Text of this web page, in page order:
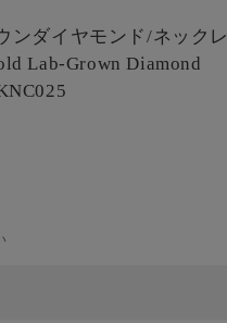
ンダイヤモンド/ネックレ
Lab-Grown Diamond